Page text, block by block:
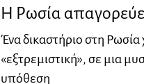
Η Ρωσία
Ένα δικαστήριο στη
«εξτρεμιστική», σε μια
υπόθεση